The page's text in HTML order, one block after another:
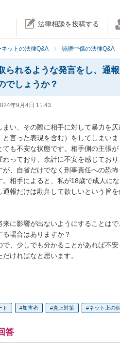
法律相談を投稿する
ネットの法律Q&A 誹謗中傷の法律Q&A
られるような発言をし、通
でしょうか？
年9月4日 11:43
い、その際に相手に対して暴力を
言った表現を含む）をしてしまい
も不安な状態です。相手側の主張
っており、余計に不安を感じており
、自省だけでなく刑事責任への恐
相手によると、私が18歳で成人に
報だけは勘弁して欲しいという旨
に影響が出ないようにすることはで
場合はありますか？
、少しでも分かることがあれば不
ければなと思います。
ト 加害者 炎上対策 ネット上の
答